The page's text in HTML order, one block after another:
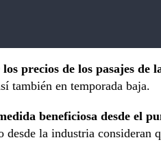
precios de los pasajes de
también en temporada baja.
beneficiosa desde el
desde la industria consideran